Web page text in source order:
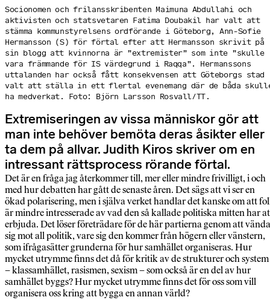
Socionomen och frilansskribenten Maimuna Abdullahi och
aktivisten och statsvetaren Fatima Doubakil har valt att
stämma kommunstyrelsens ordförande i Göteborg, Ann-Sofie
Hermansson (S) för förtal efter att Hermansson skrivit på
sin blogg att kvinnorna är ”extremister” som inte ”skulle
vara främmande för IS värdegrund i Raqqa”. Hermanssons
uttalanden har också fått konsekvensen att Göteborgs stad
valt att ställa in ett flertal evenemang där de båda
ha medverkat. Foto: Björn Larsson Rosvall/TT.
Extremiseringen av vissa människor gör att
man inte behöver bemöta deras åsikter eller
ta dem på allvar. Judith Kiros skriver om en
intressant rättsprocess rörande förtal.
Det är en fråga jag återkommer till, mer eller mindre frivilligt, i och
med hur debatten har gått de senaste åren. Det sägs att vi ser en
ökad polarisering, men i själva verket handlar det kanske om att
är mindre intresserade av vad den så kallade politiska mitten har
erbjuda. Det löser företrädare för de här partierna genom att vända
sig mot all politik, vare sig den kommer från högern eller vänstern,
som ifrågasätter grunderna för hur samhället organiseras. Hur
mycket utrymme finns det då för kritik av de strukturer och system
– klassamhället, rasismen, sexism – som också är en del av hur
samhället byggs? Hur mycket utrymme finns det för oss som vill
organisera oss kring att bygga en annan värld?